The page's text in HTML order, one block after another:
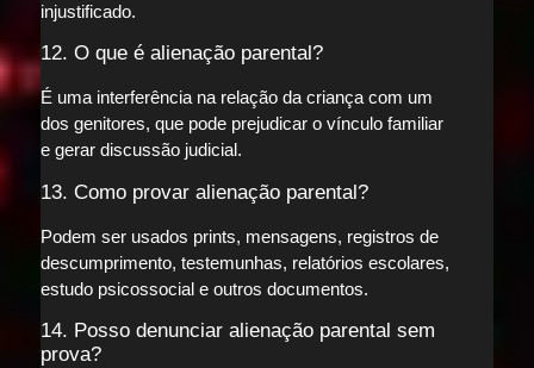
injustificado.
12. O que é alienação parental?
É uma interferência na relação da criança com um
dos genitores, que pode prejudicar o vínculo familiar
e gerar discussão judicial.
13. Como provar alienação parental?
Podem ser usados prints, mensagens, registros de
descumprimento, testemunhas, relatórios escolares,
estudo psicossocial e outros documentos.
14. Posso denunciar alienação parental sem
prova?